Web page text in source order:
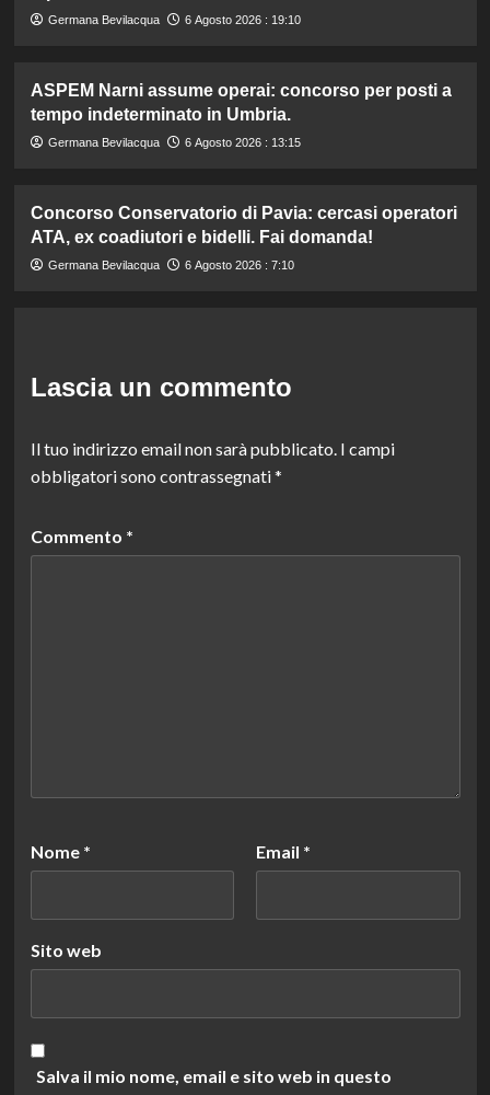
Germana Bevilacqua 6 Agosto 2026 : 19:10
ASPEM Narni assume operai: concorso per posti a
tempo indeterminato in Umbria.
Germana Bevilacqua 6 Agosto 2026 : 13:15
Concorso Conservatorio di Pavia: cercasi operatori
ATA, ex coadiutori e bidelli. Fai domanda!
Germana Bevilacqua 6 Agosto 2026 : 7:10
Lascia un commento
Il tuo indirizzo email non sarà pubblicato. I campi
obbligatori sono contrassegnati*
Commento *
Nome * Email *
Sito web
Salva il mio nome, email e sito web in questo